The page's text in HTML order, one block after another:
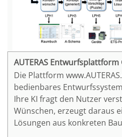
AUTERAS
Die Plattform
bedienbares
Ihre KI fragt den Nutzer
Wünschen, erzeugt daraus
Lösungen aus konkreten